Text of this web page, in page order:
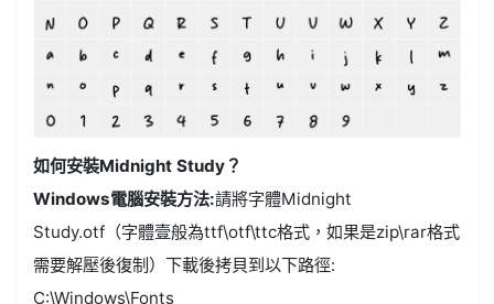
如何安裝Midnight Study？
Windows電腦安裝方法:請將字體Midnight
Study.otf（字體壹般為ttf\otf\ttc格式，如果是zip\rar格式
需要解壓後復制）下載後拷貝到以下路徑:
C:\Windows\Fonts